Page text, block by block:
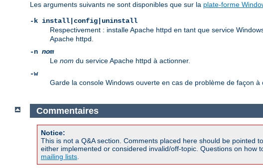
Les arguments suivants ne sont disponibles que sur la plate-forme
-k install|config|uninstall
Respectivement : installe Apache httpd en tant que service
Apache httpd.
-n nom
Le nom du service Apache httpd à actionner.
-w
Garde la console Windows ouverte en cas de problème de façon
Commentaires
Notice:
This is not a Q&A section. Comments placed here should be
either implemented or considered invalid/off-topic. Questions on
mailing lists.